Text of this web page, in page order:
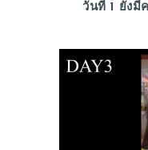
วันที่ 1 ยังมี